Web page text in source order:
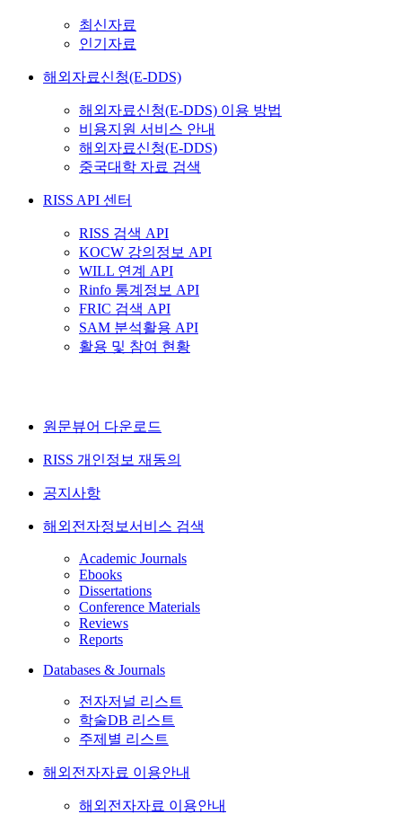
최신자료
인기자료
해외자료신청(E-DDS)
해외자료신청(E-DDS) 이용 방법
비용지원 서비스 안내
해외자료신청(E-DDS)
중국대학 자료 검색
RISS API 센터
RISS 검색 API
KOCW 강의정보 API
WILL 연계 API
Rinfo 통계정보 API
FRIC 검색 API
SAM 분석활용 API
활용 및 참여 현황
원문뷰어 다운로드
RISS 개인정보 재동의
공지사항
해외전자정보서비스 검색
Academic Journals
Ebooks
Dissertations
Conference Materials
Reviews
Reports
Databases & Journals
전자저널 리스트
학술DB 리스트
주제별 리스트
해외전자자료 이용안내
해외전자자료 이용안내